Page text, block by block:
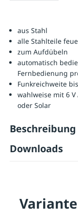
aus Stahl
alle Stahlteile
zum Aufdübeln
automatisch
Fernbedienung
Funkreichweite
wahlweise mit 6
oder Solar
Beschreibung
Downloads